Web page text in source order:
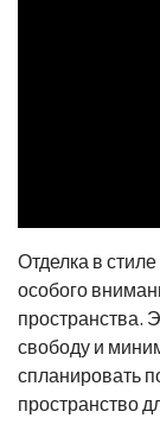
Отделка в
особого
пространства.
свободу и
спланировать
пространство